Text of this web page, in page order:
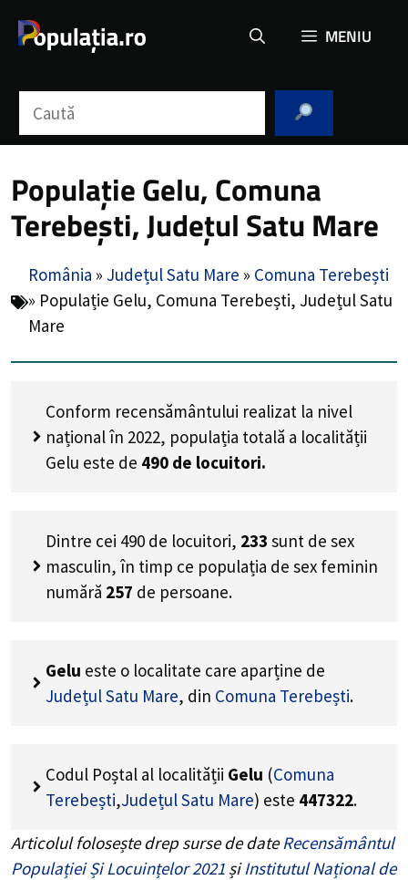
MENIU
Populație Gelu, Comuna
Terebești, Județul Satu Mare
România » Județul Satu Mare » Comuna Terebești
» Populație Gelu, Comuna Terebești, Județul Satu
Mare
Conform recensământului realizat la nivel
național în 2022, populația totală a localității
Gelu este de 490 de locuitori.
Dintre cei 490 de locuitori, 233 sunt de sex
masculin, în timp ce populația de sex feminin
numără 257 de persoane.
Gelu este o localitate care aparține de
Județul Satu Mare, din Comuna Terebești.
Codul Poștal al localității Gelu (Comuna
Terebești,Județul Satu Mare) este 447322.
Articolul folosește drep surse de dateRecensământul
Populației Și Locuințelor 2021 șiInstitutul Național de